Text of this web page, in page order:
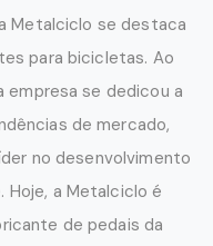
Metalciclo se destaca
para bicicletas. Ao
empresa se dedicou a
de mercado,
no desenvolvimento
Hoje, a Metalciclo é
de pedais da